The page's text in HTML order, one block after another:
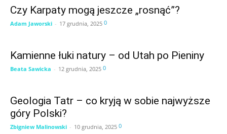
Czy Karpaty mogą jeszcze „rosnąć”?
Adam Jaworski - 17 grudnia, 2025 0
Kamienne łuki natury – od Utah po Pieniny
Beata Sawicka - 12 grudnia, 2025 0
Geologia Tatr – co kryją w sobie najwyższe
góry Polski?
Zbigniew Malinowski - 10 grudnia, 2025 0